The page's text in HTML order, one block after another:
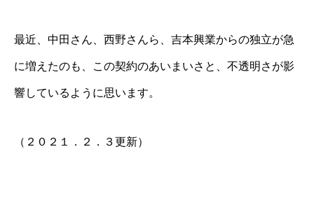
最近、中田さん、西野さんら、吉本興業からの独立が急
に増えたのも、この契約のあいまいさと、不透明さが影
響しているように思います。
（２０２１．２．３更新）